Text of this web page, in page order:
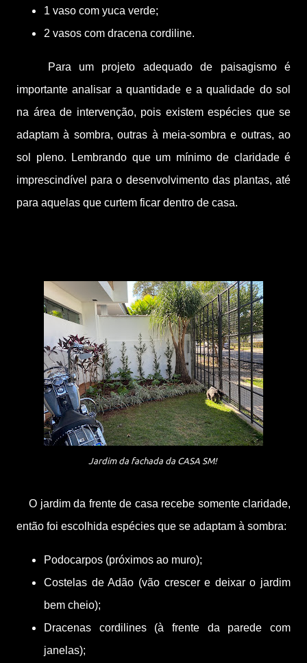
1 vaso com yuca verde;
2 vasos com dracena cordiline.
Para um projeto adequado de paisagismo é
importante analisar a quantidade e a qualidade do sol
na área de intervenção, pois existem espécies que se
adaptam à sombra, outras à meia-sombra e outras, ao
sol pleno. Lembrando que um mínimo de claridade é
imprescindível para o desenvolvimento das plantas, até
para aquelas que curtem ficar dentro de casa.
Jardim da fachada da CASA SM!
O jardim da frente de casa recebe somente claridade,
então foi escolhida espécies que se adaptam à sombra:
Podocarpos (próximos ao muro);
Costelas de Adão (vão crescer e deixar o jardim
bem cheio);
Dracenas cordilines (à frente da parede com
janelas);